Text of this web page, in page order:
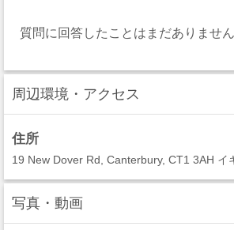
質問に回答したことはまだありません
周辺環境・アクセス
住所
19 New Dover Rd, Canterbury, CT1 3AH イ
写真・動画